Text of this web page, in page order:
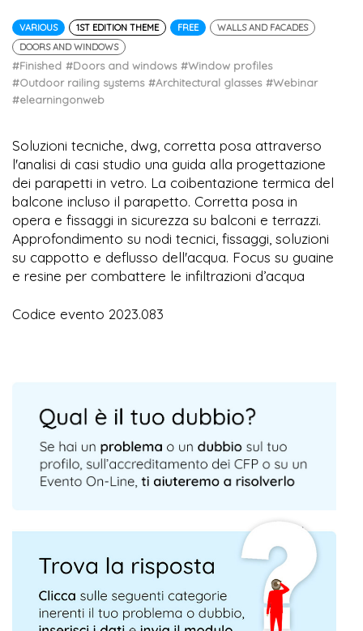
VARIOUS 1ST EDITION THEME FREE
WALLS AND FACADES
DOORS AND WINDOWS
#Finished #Doors and windows #Window profiles
#Outdoor railing systems #Architectural glasses #Webinar
#elearningonweb
Soluzioni tecniche, dwg, corretta posa attraverso
l'analisi di casi studio una guida alla progettazione
dei parapetti in vetro. La coibentazione termica del
balcone incluso il parapetto. Corretta posa in
opera e fissaggi in sicurezza su balconi e terrazzi.
Approfondimento su nodi tecnici, fissaggi, soluzioni
su cappotto e deflusso dell'acqua. Focus su guaine
e resine per combattere le infiltrazioni d’acqua
Codice evento 2023.083